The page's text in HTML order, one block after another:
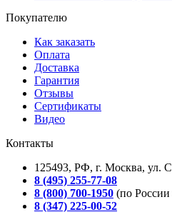
Покупателю
Как заказать
Оплата
Доставка
Гарантия
Отзывы
Сертификаты
Видео
Контакты
125493, РФ, г. Москва, ул.
8 (495) 255-77-08
8 (800) 700-1950 (по России
8 (347) 225-00-52